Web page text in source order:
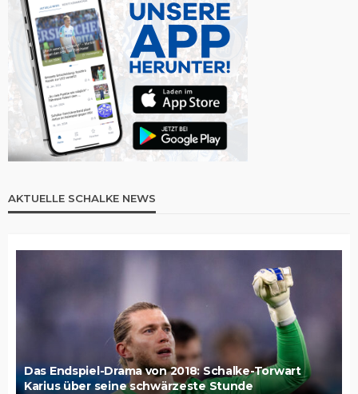
AKTUELLE SCHALKE NEWS
Das Endspiel-Drama von 2018: Schalke-Torwart
Karius über seine schwärzeste Stunde